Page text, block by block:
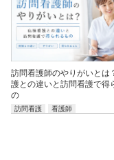
訪問看護師のやりがいとは
護との違いと訪問看護で得
の
訪問看護 看護師